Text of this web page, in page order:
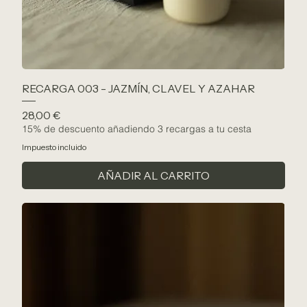
RECARGA 003 - JAZMÍN, CLAVEL Y AZAHAR
Precio
28,00 €
15% de descuento añadiendo 3 recargas a tu cesta
Impuesto incluido
AÑADIR AL CARRITO